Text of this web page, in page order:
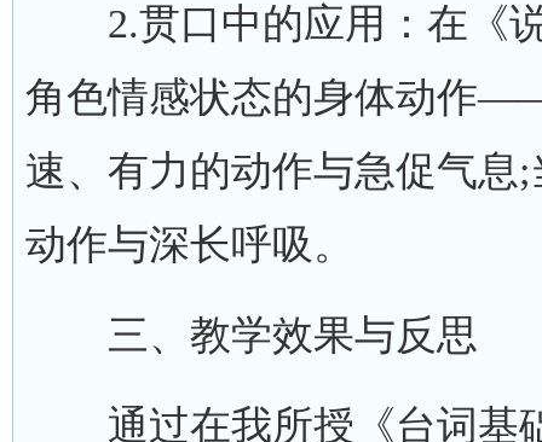
2.贯口中的应用：在《说
角色情感状态的身体动作
速、有力的动作与急促气息
动作与深长呼吸。
三、教学效果与反思
通过在我所授《台词基